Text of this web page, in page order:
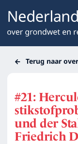
Terug naar
#21:
und der
Friedrich